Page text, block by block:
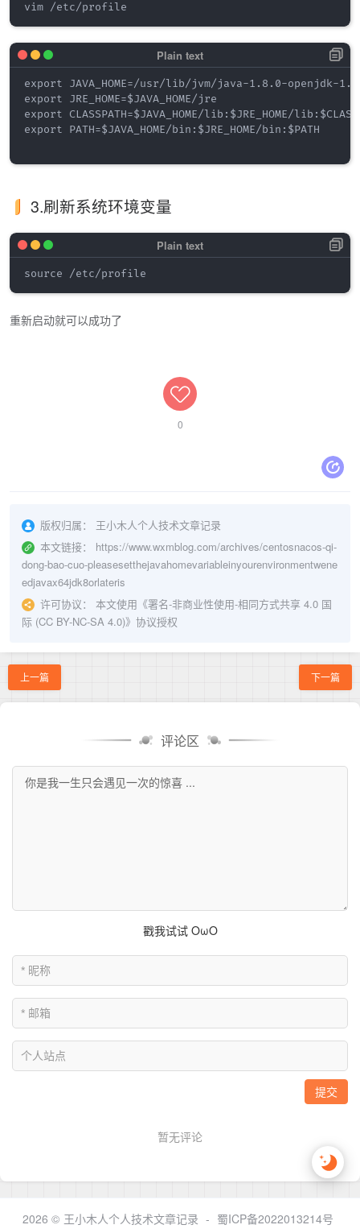
export JAVA_HOME=/usr/lib/jvm/java-1.8.0-openjdk-
export JRE_HOME=$JAVA_HOME/jre
export CLASSPATH=$JAVA_HOME/lib:$JRE_HOME/
export PATH=$JAVA_HOME/bin:$JRE_HOME/bin:$PATH
3.刷新系统环境变量
重新启动就可以成功了
0
版权归属：
王小木人个人技术文章记录
本文链接：
https://www.wxmblog.com/archives/centosnacos-qi-
dong-bao-cuo-pleasesetthejavahomevariableinyourenvironmentwene
edjavax64jdk8orlateris
许可协议：
本文使用《署名-非商业性使用-相同方式共享 4.0 国
际 (CC BY-NC-SA 4.0)》协议授权
上一篇 下一篇
评论区
2026 © 王小木人个人技术文章记录 - 蜀ICP备2022013214号